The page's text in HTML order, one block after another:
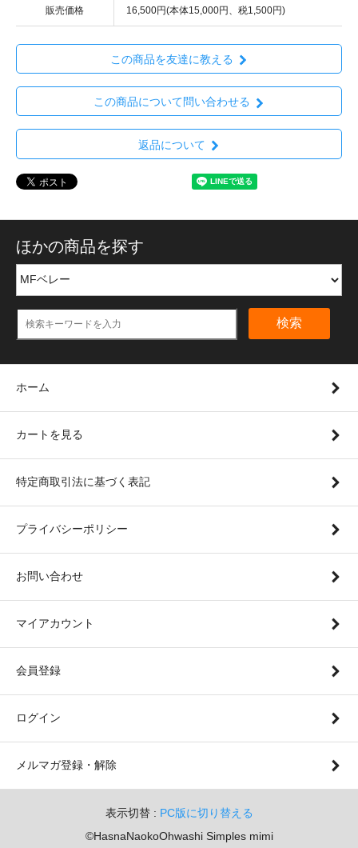
販売価格 16,500円(本体15,000円、税1,500円)
この商品を友達に教える
この商品について問い合わせる
返品について
ほかの商品を探す
検索
ホーム
カートを見る
特定商取引法に基づく表記
プライバシーポリシー
お問い合わせ
マイアカウント
会員登録
ログイン
メルマガ登録・解除
表示切替 : PC版に切り替える
©︎HasnaNaokoOhwashi Simples mimi